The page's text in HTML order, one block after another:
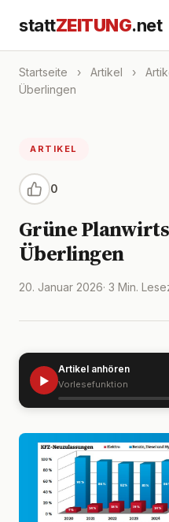
stattZEITUNG.net
Startseite › Artikel ›
Überlingen
ARTIKEL
0
Grüne
Überlingen
20. Januar 2026· 3 Min.
▶
Artikel anhören
Vorlesefunktion